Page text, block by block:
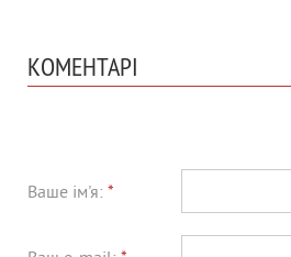
КОМЕНТАРІ
Ваше ім'я: *